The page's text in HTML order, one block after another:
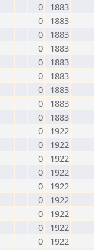
0
1883
0
1883
0
1883
0
1883
0
1883
0
1883
0
1883
0
1883
0
1883
0
1922
0
1922
0
1922
0
1922
0
1922
0
1922
0
1922
0
1922
0 1922